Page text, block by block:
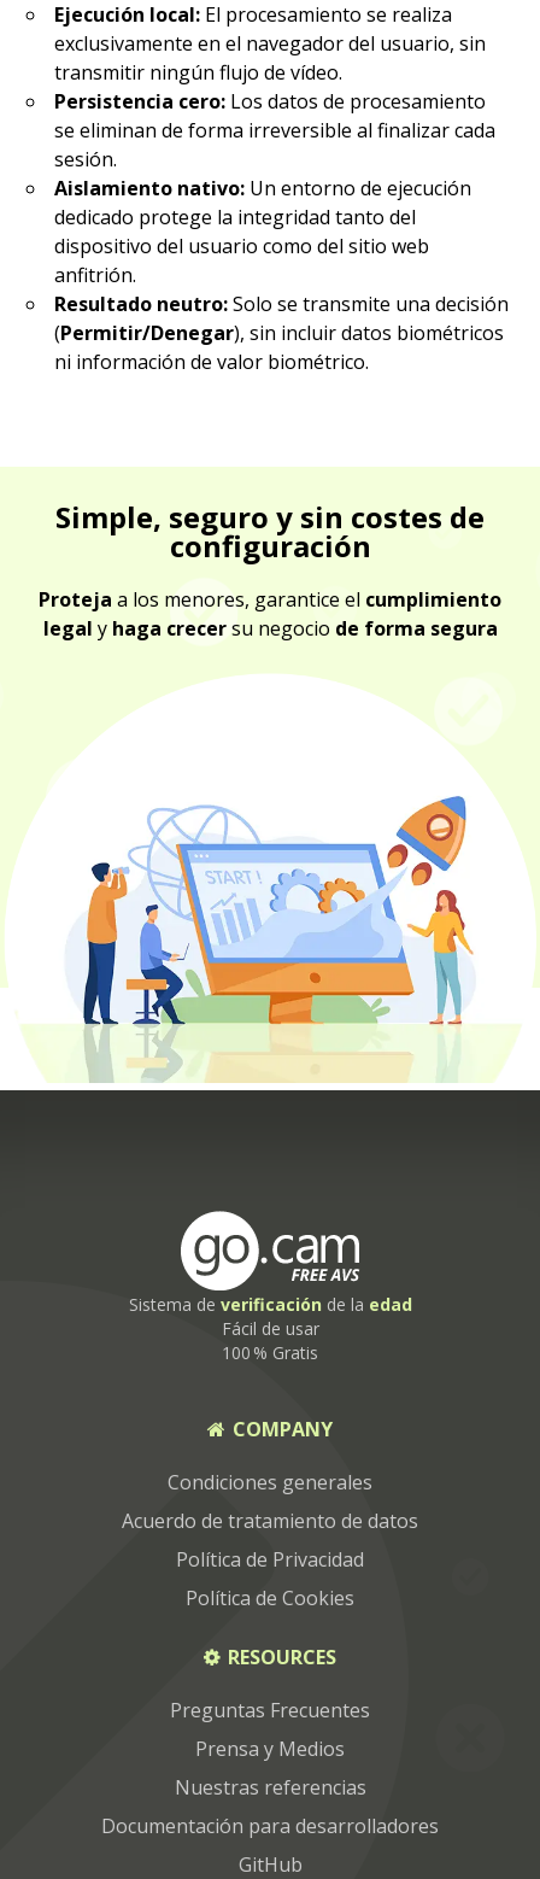
Ejecución local: El procesamiento se realiza
exclusivamente en el navegador del usuario, sin
transmitir ningún flujo de vídeo.
Persistencia cero: Los datos de procesamiento
se eliminan de forma irreversible al finalizar cada
sesión.
Aislamiento nativo: Un entorno de ejecución
dedicado protege la integridad tanto del
dispositivo del usuario como del sitio web
anfitrión.
Resultado neutro:Solo se transmite una decisión
(Permitir/Denegar), sin incluir datos biométricos
ni información de valor biométrico.
Simple, seguro y sin costes de
configuración
Proteja a los menores, garantice el cumplimiento
legal y haga crecersu negocio de forma segura
Sistema de verificación de la edad
Fácil de usar
100 % Gratis
COMPANY
Condiciones generales
Acuerdo de tratamiento de datos
Política de Privacidad
Política de Cookies
RESOURCES
Preguntas Frecuentes
Prensa y Medios
Nuestras referencias
Documentación para desarrolladores
GitHub